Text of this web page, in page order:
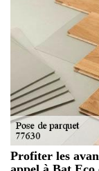
Profiter les